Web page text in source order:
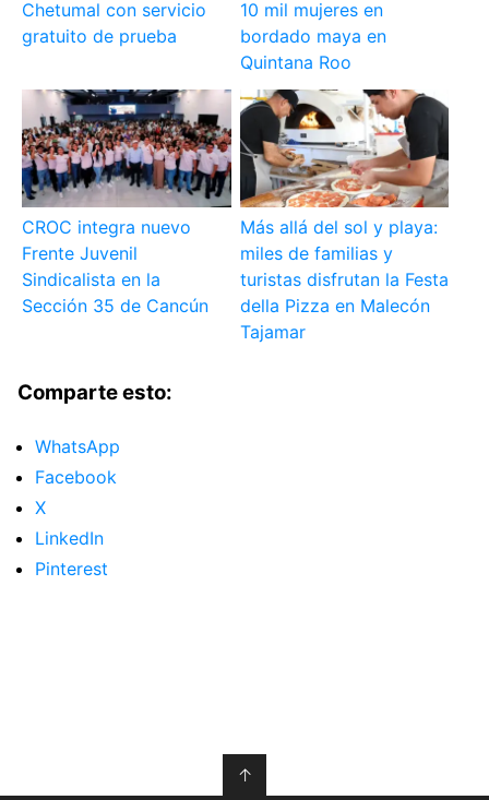
Chetumal con servicio
gratuito de prueba
10 mil mujeres en
bordado maya en
Quintana Roo
CROC integra nuevo
Frente Juvenil
Sindicalista en la
Sección 35 de Cancún
Más allá del sol y playa:
miles de familias y
turistas disfrutan la Festa
della Pizza en Malecón
Tajamar
Comparte esto:
WhatsApp
Facebook
X
LinkedIn
Pinterest
↑